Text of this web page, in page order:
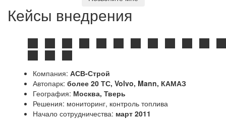
Кейсы внедрения
Компания: АСВ-Строй
Автопарк: более 20 ТС, Volvo, Mann, КАМАЗ
География: Москва, Тверь
Решения: мониторинг, контроль топлива
Начало сотрудничества: март 2011